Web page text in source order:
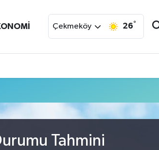
Çekmeköy 26°
Tahmini